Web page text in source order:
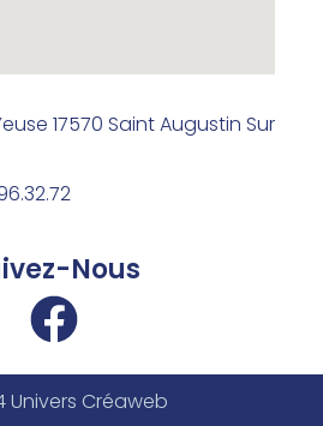
17570 Saint Augustin Sur
Nous
Univers Créaweb